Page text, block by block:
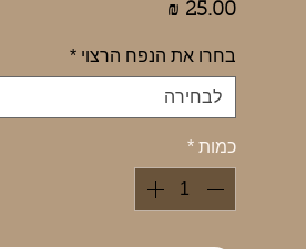
‏25.00 ‏₪
בחרו את הנפח הרצוי *
לבחירה
כמות *